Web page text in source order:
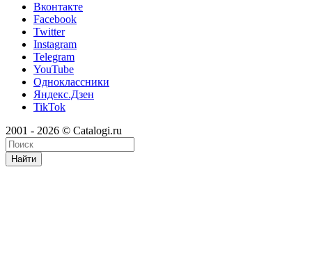
Вконтакте
Facebook
Twitter
Instagram
Telegram
YouTube
Одноклассники
Яндекс.Дзен
TikTok
2001 - 2026 © Catalogi.ru
Найти